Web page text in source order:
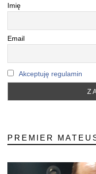
Imię
Email
Akceptuję regulamin
PREMIER